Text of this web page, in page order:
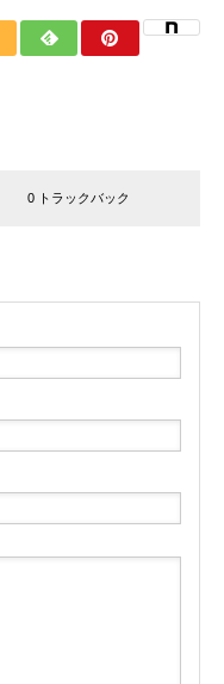
0 トラックバック